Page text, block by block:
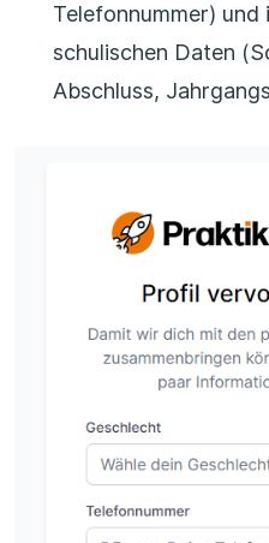
Telefonnummer)
schulischen Daten
Abschluss,